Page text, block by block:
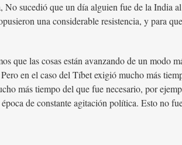
No sucedió que un día alguien fue de la India
una considerable resistencia, y para
que las cosas están avanzando de un modo
en el caso del Tíbet exigió mucho más
más tiempo del que fue necesario, por
de constante agitación política. Esto no